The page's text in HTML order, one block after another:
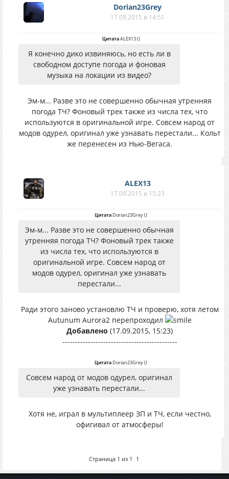
Dorian23Grey
17.09.2015 в 14:51
ЦитатаALEX13()
Я конечно дико извиняюсь, но есть ли в
свободном доступе погода и фоновая
музыка на локации из видео?
Эм-м... Разве это не совершенно обычная утренняя
погода ТЧ? Фоновый трек также из числа тех, что
используются в оригинальной игре. Совсем народ от
модов одурел, оригинал уже узнавать перестали... Кольт
же перенесен из Нью-Вегаса.
ALEX13
17.09.2015 в 15:23
ЦитатаDorian23Grey()
Эм-м... Разве это не совершенно обычная
утренняя погода ТЧ? Фоновый трек также
из числа тех, что используются в
оригинальной игре. Совсем народ от
модов одурел, оригинал уже узнавать
перестали...
Ради этого заново установлю ТЧ и проверю, хотя летом
Autunum Aurora2 перепроходил
Добавлено (17.09.2015, 15:23)
---------------------------------------------
ЦитатаDorian23Grey()
Совсем народ от модов одурел, оригинал
уже узнавать перестали...
Хотя не, играл в мультиплеер ЗП и ТЧ, если честно,
офигивал от атмосферы!
Страница 1 из 1 1